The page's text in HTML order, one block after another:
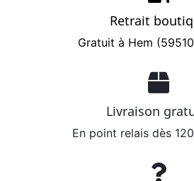
Retrait
Gratuit à Hem
Livraison
En point relais dès